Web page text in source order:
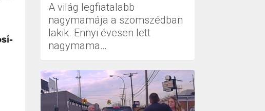
A világ legfiatalabb
nagymamája a szomszédban
lakik. Ennyi évesen lett
nagymama…